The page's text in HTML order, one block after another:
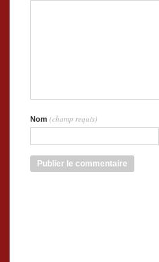
Nom (champ requis)